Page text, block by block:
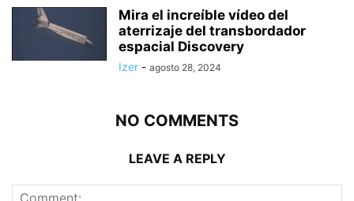
Mira el increíble vídeo del
aterrizaje del transbordador
espacial Discovery
Izer - agosto 28, 2024
NO COMMENTS
LEAVE A REPLY